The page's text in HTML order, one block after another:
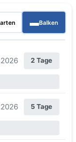
▬Balken
2 Tage
5 Tage